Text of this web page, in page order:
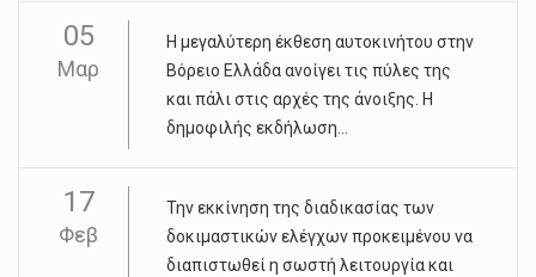
05
Μαρ
Η μεγαλύτερη έκθεση αυτοκινήτου στην
Βόρειο Ελλάδα ανοίγει τις πύλες της
και πάλι στις αρχές της άνοιξης. Η
δημοφιλής εκδήλωση...
17
Φεβ
Την εκκίνηση της διαδικασίας των
δοκιμαστικών ελέγχων προκειμένου να
διαπιστωθεί η σωστή λειτουργία και